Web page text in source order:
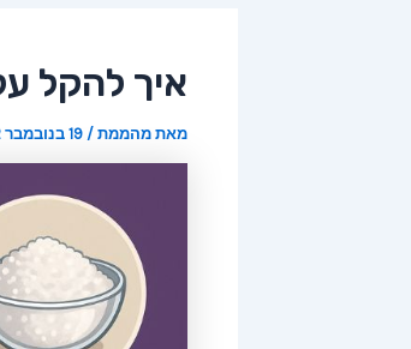
איך להקל
מאתמהממת/19 בנובמבר 2022